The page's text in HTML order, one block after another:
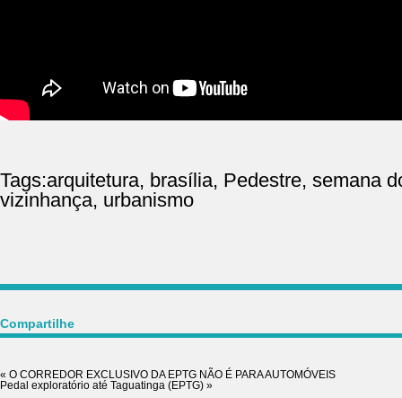
Tags:arquitetura, brasília, Pedestre, semana
vizinhança, urbanismo
Compartilhe
« O CORREDOR EXCLUSIVO DA EPTG NÃO É PARA AUTOMÓVEIS
Pedal exploratório até Taguatinga (EPTG) »